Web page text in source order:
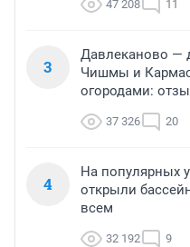
47 208 11
3
Давлеканово —
Чишмы и
огородами:
37 326 20
4
На популярных
открыли
всем
32 192 9